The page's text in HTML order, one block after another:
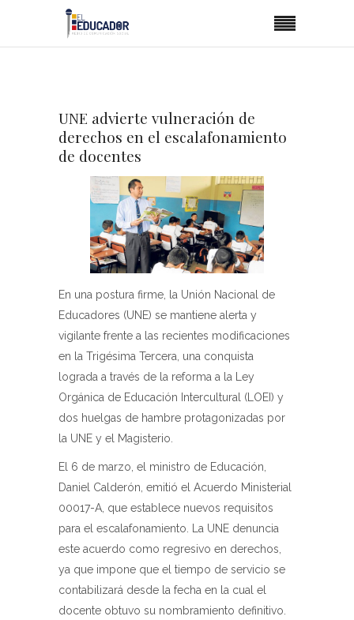
UNE advierte vulneración de
derechos en el escalafonamiento
de docentes
En una postura firme, la Unión Nacional de
Educadores (UNE) se mantiene alerta y
vigilante frente a las recientes modificaciones
en la Trigésima Tercera, una conquista
lograda a través de la reforma a la Ley
Orgánica de Educación Intercultural (LOEI) y
dos huelgas de hambre protagonizadas por
la UNE y el Magisterio.
El 6 de marzo, el ministro de Educación,
Daniel Calderón, emitió el Acuerdo Ministerial
00017-A, que establece nuevos requisitos
para el escalafonamiento. La UNE denuncia
este acuerdo como regresivo en derechos,
ya que impone que el tiempo de servicio se
contabilizará desde la fecha en la cual el
docente obtuvo su nombramiento definitivo.